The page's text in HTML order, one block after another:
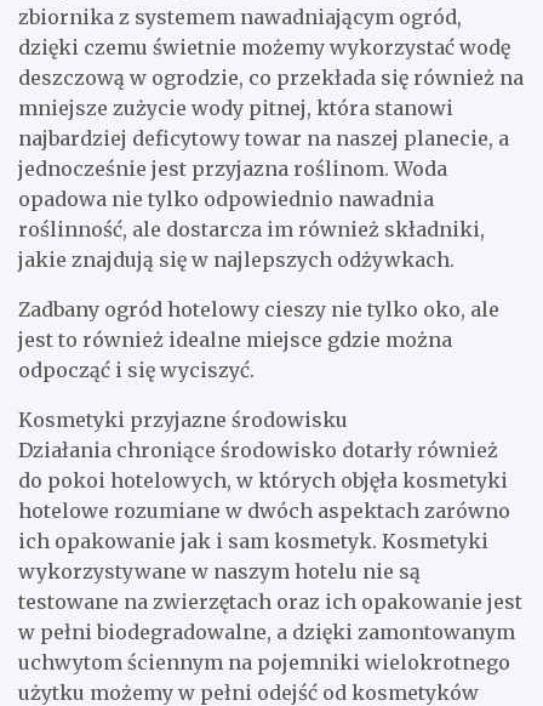
zbiornika z systemem nawadniającym ogród,
dzięki czemu świetnie możemy wykorzystać wodę
deszczową w ogrodzie, co przekłada się również na
mniejsze zużycie wody pitnej, która stanowi
najbardziej deficytowy towar na naszej planecie, a
jednocześnie jest przyjazna roślinom. Woda
opadowa nie tylko odpowiednio nawadnia
roślinność, ale dostarcza im również składniki,
jakie znajdują się w najlepszych odżywkach.
Zadbany ogród hotelowy cieszy nie tylko oko, ale
jest to również idealne miejsce gdzie można
odpocząć i się wyciszyć.
Kosmetyki przyjazne środowisku
Działania chroniące środowisko dotarły również
do pokoi hotelowych, w których objęła kosmetyki
hotelowe rozumiane w dwóch aspektach zarówno
ich opakowanie jak i sam kosmetyk. Kosmetyki
wykorzystywane w naszym hotelu nie są
testowane na zwierzętach oraz ich opakowanie jest
w pełni biodegradowalne, a dzięki zamontowanym
uchwytom ściennym na pojemniki wielokrotnego
użytku możemy w pełni odejść od kosmetyków